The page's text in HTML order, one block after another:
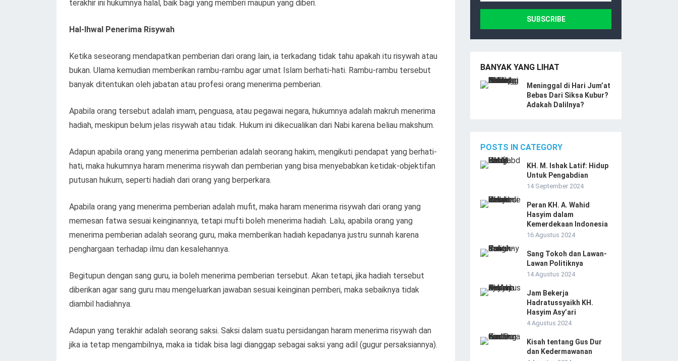
terakhir ini hukumnya halal, baik bagi yang memberi maupun yang diberi.
Hal-Ihwal Penerima Risywah
Ketika seseorang mendapatkan pemberian dari orang lain, ia terkadang tidak tahu apakah itu risywah atau
bukan. Ulama kemudian memberikan rambu-rambu agar umat Islam berhati-hati. Rambu-rambu tersebut
banyak ditentukan oleh jabatan atau profesi orang menerima pemberian.
Apabila orang tersebut adalah imam, penguasa, atau pegawai negara, hukumnya adalah makruh menerima
hadiah, meskipun belum jelas risywah atau tidak. Hukum ini dikecualikan dari Nabi karena beliau makshum.
Adapun apabila orang yang menerima pemberian adalah seorang hakim, mengikuti pendapat yang berhati-
hati, maka hukumnya haram menerima risywah dan pemberian yang bisa menyebabkan ketidak-objektifan
putusan hukum, seperti hadiah dari orang yang berperkara.
Apabila orang yang menerima pemberian adalah mufit, maka haram menerima risywah dari orang yang
memesan fatwa sesuai keinginannya, tetapi mufti boleh menerima hadiah. Lalu, apabila orang yang
menerima pemberian adalah seorang guru, maka memberikan hadiah kepadanya justru sunnah karena
penghargaan terhadap ilmu dan kesalehannya.
Begitupun dengan sang guru, ia boleh menerima pemberian tersebut. Akan tetapi, jika hadiah tersebut
diberikan agar sang guru mau mengeluarkan jawaban sesuai keinginan pemberi, maka sebaiknya tidak
diambil hadiahnya.
Adapun yang terakhir adalah seorang saksi. Saksi dalam suatu persidangan haram menerima risywah dan
jika ia tetap mengambilnya, maka ia tidak bisa lagi dianggap sebagai saksi yang adil (gugur persaksiannya).
BANYAK YANG LIHAT
Meninggal di Hari Jum’at
Bebas Dari Siksa Kubur?
Adakah Dalilnya?
POSTS IN CATEGORY
KH. M. Ishak Latif: Hidup
Untuk Pengabdian
14 September 2024
Peran KH. A. Wahid
Hasyim dalam
Kemerdekaan Indonesia
16 Agustus 2024
Sang Tokoh dan Lawan-
Lawan Politiknya
14 Agustus 2024
Jam Bekerja
Hadratussyaikh KH.
Hasyim Asy’ari
4 Agustus 2024
Kisah tentang Gus Dur
dan Kedermawanan